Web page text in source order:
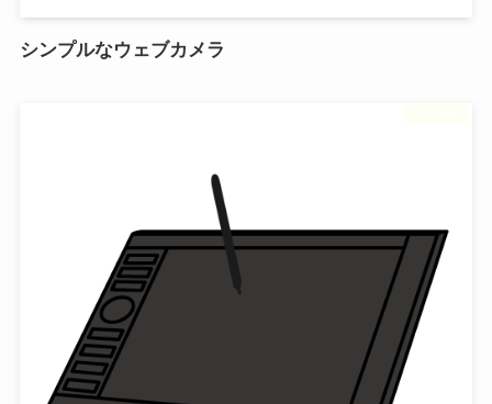
シンプルなウェブカメラ